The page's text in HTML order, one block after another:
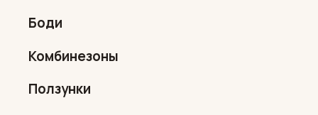
Боди
Комбинезоны
Ползунки